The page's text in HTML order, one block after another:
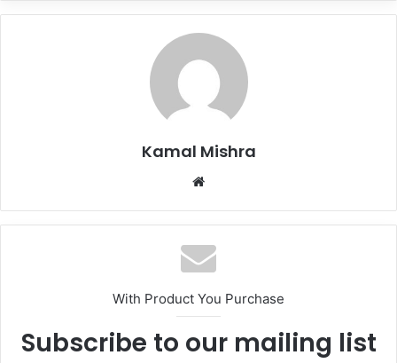
Kamal Mishra
Website
With Product You Purchase
Subscribe to our mailing list